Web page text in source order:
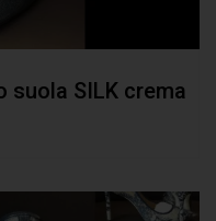
suola SILK crema